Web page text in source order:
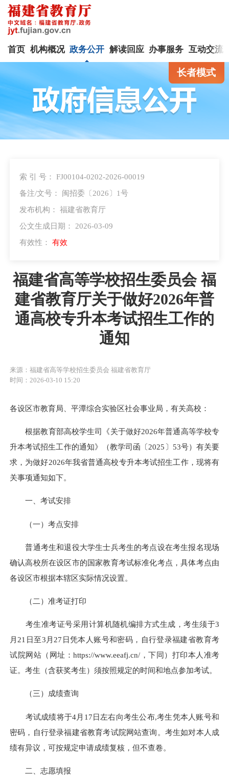
首页 机构概况 政务公开 解读回应 办事服务 互动交流
长者模式
索 引 号： FJ00104-0202-2026-00019
备注/文号： 闽招委〔2026〕1号
发布机构： 福建省教育厅
公文生成日期： 2026-03-09
有效性： 有效
福建省高等学校招生委员会 福
建省教育厅关于做好2026年普
通高校专升本考试招生工作的
通知
来源：福建省高等学校招生委员会 福建省教育厅
时间：2026-03-10 15:20
各设区市教育局、平潭综合实验区社会事业局，有关高校：
根据教育部高校学生司《关于做好2026年普通高等学校专
升本考试招生工作的通知》（教学司函〔2025〕53号）有关要
求，为做好2026年我省普通高校专升本考试招生工作，现将有
关事项通知如下。
一、考试安排
（一）考点安排
普通考生和退役大学生士兵考生的考点设在考生报名现场
确认高校所在设区市的国家教育考试标准化考点，具体考点由
各设区市根据本辖区实际情况设置。
（二）准考证打印
考生准考证号采用计算机随机编排方式生成，考生须于3
月21日至3月27日凭本人账号和密码，自行登录福建省教育考
试院网站（网址：https://www.eeafj.cn/，下同）打印本人准考
证。考生（含获奖考生）须按照规定的时间和地点参加考试。
（三）成绩查询
考试成绩将于4月17日左右向考生公布,考生凭本人账号和
密码，自行登录福建省教育考试院网站查询。考生如对本人成
绩有异议，可按规定申请成绩复核，但不查卷。
二、志愿填报